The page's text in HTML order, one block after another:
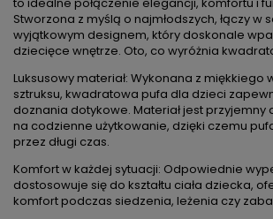
Stworzona z myślą o najmłodszych, łączy w
wyjątkowym designem, który doskonale
dziecięce wnętrze. Oto, co wyróżnia
Luksusowy materiał: Wykonana z
sztruksu, kwadratowa pufa dla dzieci
doznania dotykowe. Materiał jest przyjemny
na codzienne użytkowanie, dzięki czemu
przez długi czas.
Komfort w każdej sytuacji: Odpowiednie
dostosowuje się do kształtu ciała dziecka,
komfort podczas siedzenia, leżenia czy